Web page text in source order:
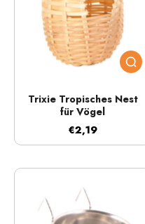
Trixie Tropisches Nest
für Vögel
€2,19